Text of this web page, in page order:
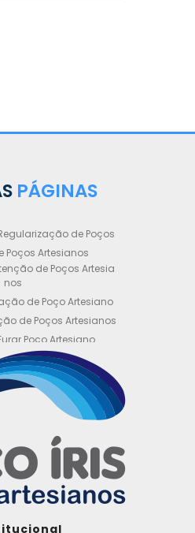
PÁGINAS
de Poços
Poços Artesianos
de Poços Artesia
nos
de Poço Artesiano
de Poços Artesianos
Poço Artesiano
de Poço Artesiano
Semi Artesiano
Semi Artesiano
de Poços Artesiano
de Perfuração de Poç
Semi Artesiano
de Poço Artesi
ano
Poço Artesiano